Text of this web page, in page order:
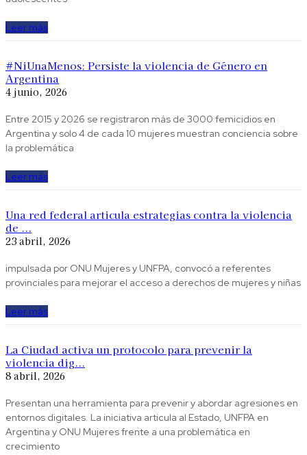
Leer más
#NiUnaMenos: Persiste la violencia de Género en
Argentina
4 junio, 2026
Entre 2015 y 2026 se registraron más de 3000 femicidios en
Argentina y solo 4 de cada 10 mujeres muestran conciencia sobre
la problemática
Leer más
Una red federal articula estrategias contra la violencia
de ...
23 abril, 2026
impulsada por ONU Mujeres y UNFPA, convocó a referentes
provinciales para mejorar el acceso a derechos de mujeres y niñas
Leer más
La Ciudad activa un protocolo para prevenir la
violencia dig...
8 abril, 2026
Presentan una herramienta para prevenir y abordar agresiones en
entornos digitales. La iniciativa articula al Estado, UNFPA en
Argentina y ONU Mujeres frente a una problemática en
crecimiento